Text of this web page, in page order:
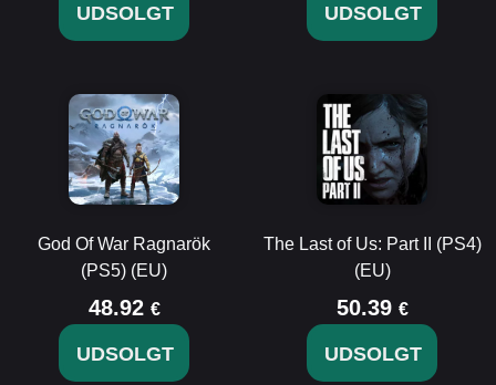
UDSOLGT UDSOLGT
God Of War Ragnarök
(PS5) (EU)
48.92 €
UDSOLGT
The Last of Us: Part II (PS4)
(EU)
50.39 €
UDSOLGT